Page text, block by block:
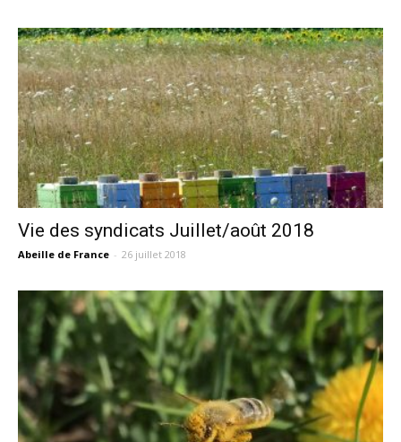
Vie des syndicats Juillet/août 2018
Abeille de France - 26 juillet 2018